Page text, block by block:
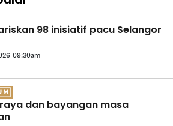
98 inisiatif pacu Selangor
09:30am
dan bayangan masa